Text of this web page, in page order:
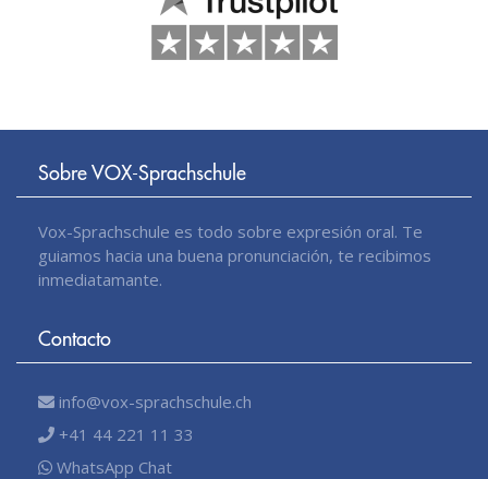
Sobre VOX-Sprachschule
Vox-Sprachschule es todo sobre expresión oral. Te
guiamos hacia una buena pronunciación, te recibimos
inmediatamante.
Contacto
info@vox-sprachschule.ch
+41 44 221 11 33
WhatsApp Chat